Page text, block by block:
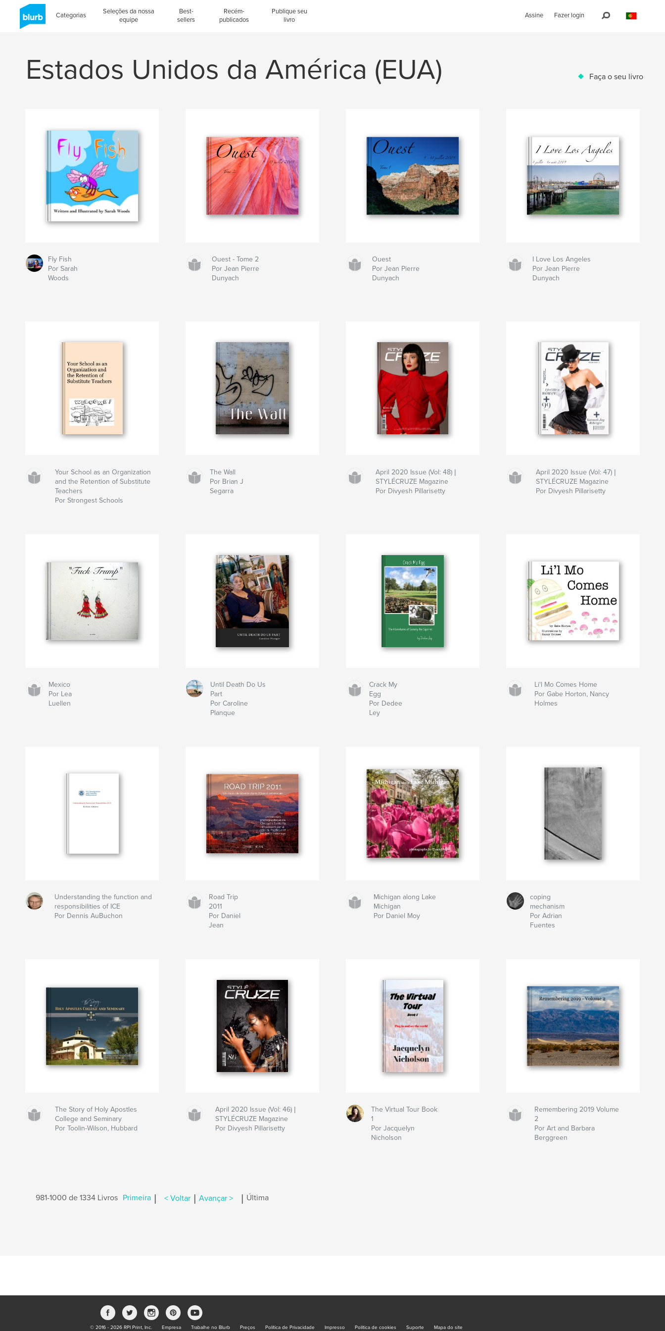
Categorias
Seleções da nossa
equipe
Best-
sellers
Recém-
publicados
Publique seu
livro
Assine Fazer login
Estados Unidos da América (EUA) Faça o seu livro
Fly Fish
Por Sarah
Woods
Ouest - Tome 2
Por Jean Pierre
Dunyach
Ouest
Por Jean Pierre
Dunyach
I Love Los Angeles
Por Jean Pierre
Dunyach
Your School as an Organization
and the Retention of Substitute
Teachers
Por Strongest Schools
The Wall
Por Brian J
Segarra
April 2020 Issue (Vol: 48) |
STYLÉCRUZE Magazine
Por Divyesh Pillarisetty
April 2020 Issue (Vol: 47) |
STYLÉCRUZE Magazine
Por Divyesh Pillarisetty
Mexico
Por Lea
Luellen
Until Death Do Us
Part
Por Caroline
Planque
Crack My
Egg
Por Dedee
Ley
Li'l Mo Comes Home
Por Gabe Horton, Nancy
Holmes
Understanding the function and
responsibilities of ICE
Por Dennis AuBuchon
Road Trip
2011
Por Daniel
Jean
Michigan along Lake
Michigan
Por Daniel Moy
coping
mechanism
Por Adrian
Fuentes
The Story of Holy Apostles
College and Seminary
Por Toolin-Wilson, Hubbard
April 2020 Issue (Vol: 46) |
STYLÉCRUZE Magazine
Por Divyesh Pillarisetty
The Virtual Tour Book
1
Por Jacquelyn
Nicholson
Remembering 2019 Volume
2
Por Art and Barbara
Berggreen
981-1000 de 1334 Livros Primeira < Voltar Avançar > Última
© 2016 - 2026 RPI Print, Inc. Empresa Trabalhe no Blurb Preços Política de Privacidade Impresso Política de cookies Suporte Mapa do site